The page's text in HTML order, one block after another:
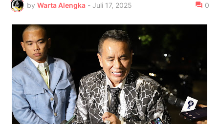
by Warta Alengka - Juli 17, 2025 0